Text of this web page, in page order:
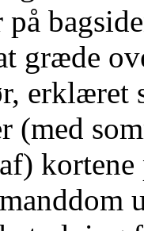
på
græde
erklæret
(med